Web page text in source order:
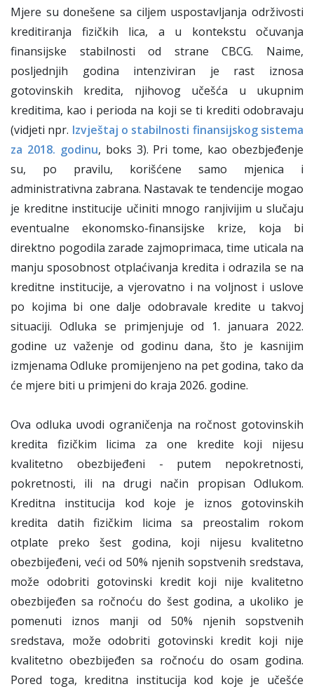
Mjere su donešene sa ciljem uspostavljanja održivosti
kreditiranja fizičkih lica, a u kontekstu očuvanja
finansijske stabilnosti od strane CBCG. Naime,
posljednjih godina intenziviran je rast iznosa
gotovinskih kredita, njihovog učešća u ukupnim
kreditima, kao i perioda na koji se ti krediti odobravaju
(vidjeti npr. Izvještaj o stabilnosti finansijskog sistema
za 2018. godinu, boks 3). Pri tome, kao obezbjeđenje
su, po pravilu, korišćene samo mjenica i
administrativna zabrana. Nastavak te tendencije mogao
je kreditne institucije učiniti mnogo ranjivijim u slučaju
eventualne ekonomsko-finansijske krize, koja bi
direktno pogodila zarade zajmoprimaca, time uticala na
manju sposobnost otplaćivanja kredita i odrazila se na
kreditne institucije, a vjerovatno i na voljnost i uslove
po kojima bi one dalje odobravale kredite u takvoj
situaciji. Odluka se primjenjuje od 1. januara 2022.
godine uz važenje od godinu dana, što je kasnijim
izmjenama Odluke promijenjeno na pet godina, tako da
će mjere biti u primjeni do kraja 2026. godine.
Ova odluka uvodi ograničenja na ročnost gotovinskih
kredita fizičkim licima za one kredite koji nijesu
kvalitetno obezbijeđeni - putem nepokretnosti,
pokretnosti, ili na drugi način propisan Odlukom.
Kreditna institucija kod koje je iznos gotovinskih
kredita datih fizičkim licima sa preostalim rokom
otplate preko šest godina, koji nijesu kvalitetno
obezbijeđeni, veći od 50% njenih sopstvenih sredstava,
može odobriti gotovinski kredit koji nije kvalitetno
obezbijeđen sa ročnoću do šest godina, a ukoliko je
pomenuti iznos manji od 50% njenih sopstvenih
sredstava, može odobriti gotovinski kredit koji nije
kvalitetno obezbijeđen sa ročnoću do osam godina.
Pored toga, kreditna institucija kod koje je učešće